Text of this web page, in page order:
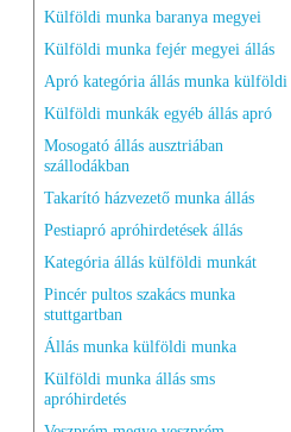
Külföldi munka baranya megyei
Külföldi munka fejér megyei állás
Apró kategória állás munka külföldi
Külföldi munkák egyéb állás apró
Mosogató állás ausztriában
szállodákban
Takarító házvezető munka állás
Pestiapró apróhirdetések állás
Kategória állás külföldi munkát
Pincér pultos szakács munka
stuttgartban
Állás munka külföldi munka
Külföldi munka állás sms
apróhirdetés